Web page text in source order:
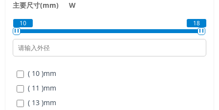
主要尺寸(mm)
W
10 18
( 10 )mm
( 11 )mm
( 13 )mm